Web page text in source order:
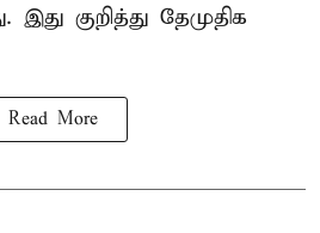
குறித்து தேமுதிக
Read More